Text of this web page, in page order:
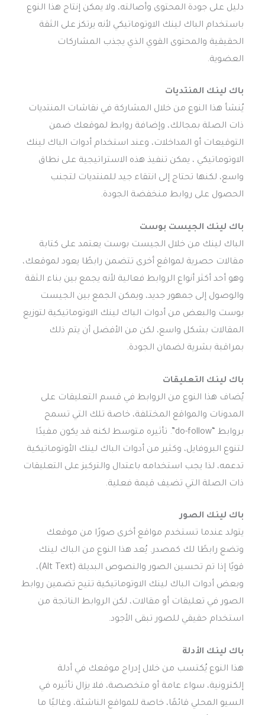
دليل على جودة المحتوى وأصالته، ولا يمكن إنتاج هذا النوع
باستخدام الباك لينك الاوتوماتيكي لأنه يرتكز على الثقة
الحقيقية والمحتوى القوي الذي يجذب المشاركات
العضوية.
باك لينك المنتديات
يُنشأ هذا النوع من خلال المشاركة في نقاشات المنتديات
ذات الصلة بمجالك، وإضافة روابط لموقعك ضمن
التوقيعات أو المداخلات، وعند استخدام أدوات الباك لينك
الاوتوماتيكي ، يمكن تنفيذ هذه الاستراتيجية على نطاق
واسع، لكنها تحتاج إلى انتقاء جيد للمنتديات لتجنب
الحصول على روابط منخفضة الجودة.
باك لينك الجيست بوست
الباك لينك من خلال الجيست بوست يعتمد على كتابة
مقالات حصرية لمواقع أخرى تتضمن رابطًا يعود لموقعك،
وهو أحد أكثر أنواع الروابط فعالية لأنه يجمع بين بناء الثقة
والوصول إلى جمهور جديد، ويمكن الجمع بين الجيست
بوست والبعض من أدوات الباك لينك الاوتوماتيكية لتوزيع
المقالات بشكل واسع، لكن من الأفضل أن يتم ذلك
بمراقبة بشرية لضمان الجودة.
باك لينك التعليقات
يُضاف هذا النوع من الروابط في قسم التعليقات على
المدونات والمواقع المختلفة، خاصة تلك التي تسمح
بروابط “do-follow”. تأثيره متوسط لكنه قد يكون مفيدًا
لتنوع البروفايل، وكثير من أدوات الباك لينك الأوتوماتيكية
تدعمه، لذا يجب استخدامه باعتدال والتركيز على التعليقات
ذات الصلة التي تضيف قيمة فعلية.
باك لينك الصور
يتولد عندما تستخدم مواقع أخرى صورًا من موقعك
وتضع رابطًا لك كمصدر. يُعد هذا النوع من الباك لينك
قويًا إذا تم تحسين الصور والنصوص البديلة (Alt Text)،
وبعض أدوات الباك لينك الاوتوماتيكية تتيح تضمين روابط
الصور في تعليقات أو مقالات، لكن الروابط الناتجة من
استخدام حقيقي للصور تبقى الأجود.
باك لينك الأدلة
هذا النوع يُكتسب من خلال إدراج موقعك في أدلة
إلكترونية، سواء عامة أو متخصصة، فلا يزال تأثيره في
السيو المحلي قائمًا، خاصة للمواقع الناشئة، وغالبًا ما